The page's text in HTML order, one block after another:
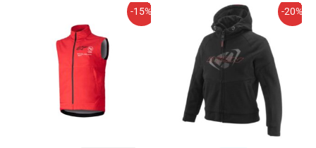
-15%
precio
original
era:
114,95€.
precio
actual
es:
97,71€.
-20%
El
precio
original
era:
119,99€.
precio
actual
es:
95,99€.